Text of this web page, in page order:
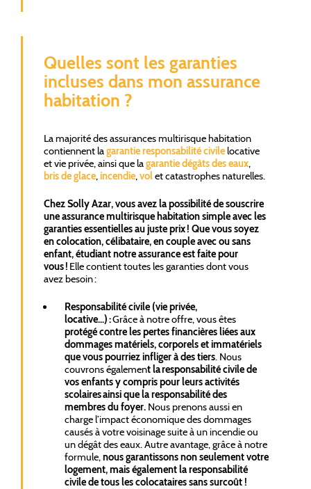
Quelles sont les garanties
incluses dans mon assurance
habitation ?
La majorité des assurances multirisque habitation
contiennent lagarantie responsabilité civilelocative
et vie privée, ainsi que lagarantie dégâts des eaux,
bris de glace,incendie,volet catastrophes naturelles.
Chez Solly Azar, vous avez la possibilité de souscrire
une assurance multirisque habitation simple avec les
garanties essentielles au juste prix ! Que vous soyez
en colocation, célibataire, en couple avec ou sans
enfant, étudiant notre assurance est faite pour
vous ! Elle contient toutes les garanties dont vous
avez besoin :
Responsabilité civile (vie privée,
locative…) :Grâce à notre offre, vous êtes
protégé contre les pertes financières liées aux
dommages matériels, corporels et immatériels
que vous pourriez infliger à des tiers. Nous
couvrons également la responsabilité civile de
vos enfants y compris pour leurs activités
scolaires ainsi que la responsabilité des
membres du foyer. Nous prenons aussi en
charge l’impact économique des dommages
causés à votre voisinage suite à un incendie ou
un dégât des eaux. Autre avantage, grâce à notre
formule,nous garantissons non seulement votre
logement, mais également la responsabilité
civile de tous les colocataires sans surcoût !